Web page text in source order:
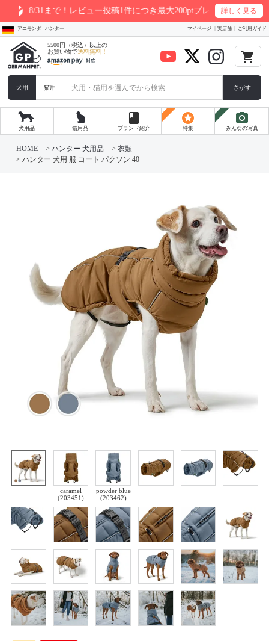
で！レビュー投稿1件につき最大200ptプレゼント 詳しく見る
アニモンダ | ハンター マイページ 実店舗 ご利用ガイド
5500円（税込）以上の
お買い物で送料無料！ local_grocery_store
犬用 猫用 さがす
犬用品 猫用品
book
ブランド紹介
stars
特集
photo_camera
みんなの写真
HOME ハンター 犬用品
衣類
ハンター 犬用 服 コート パクソン 40
caramel
(203451)
powder blue
(203462)